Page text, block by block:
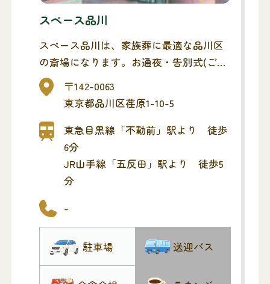
スペース品川
スペース品川は、家族葬に最適な品川区
の斎場になります。お通夜・告別式(ご葬
儀)までを同斎場でとり行い、最寄りの火
葬場へ移動する流れになります。
〒142-0063
東京都品川区荏原1-10-5
東急目黒線「不動前」駅より 徒歩
6分
JR山手線「五反田」駅より 徒歩5
分
-
駐車場 送迎バス